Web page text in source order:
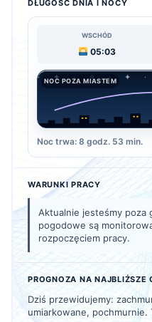
DŁUGOŚĆ DNIA I NOCY
WSCHÓD
05:03
NOC POZA MIASTEM
Noc trwa: 8 godz. 53 min.
WARUNKI PRACY
Aktualnie jesteśmy poza
pogodowe są
rozpoczęciem pracy.
PROGNOZA NA NAJBLIŻSZE
Dziś przewidujemy:
umiarkowane, pochmurnie.